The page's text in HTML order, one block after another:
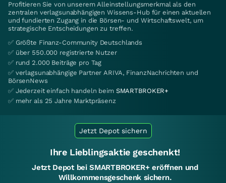
Profitieren Sie von unserem Alleinstellungsmerkmal als den
zentralen verlagsunabhängigen Wissens-Hub für einen aktuellen
und fundierten Zugang in die Börsen- und Wirtschaftswelt, um
strategische Entscheidungen zu treffen.
✅ Größte Finanz-Community Deutschlands
✅ über 550.000 registrierte Nutzer
✅ rund 2.000 Beiträge pro Tag
✅ verlagsunabhängige Partner ARIVA, FinanzNachrichten und
BörsenNews
✅ Jederzeit einfach handeln beim SMARTBROKER+
✅ mehr als 25 Jahre Marktpräsenz
Jetzt Depot sichern
Ihre Lieblingsaktie geschenkt!
Jetzt Depot bei SMARTBROKER+ eröffnen und
Willkommensgeschenk sichern.